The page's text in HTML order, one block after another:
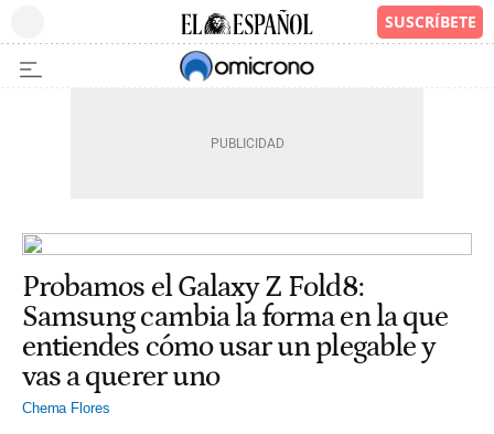
Probamos el Galaxy Z Fold8:
Samsung cambia la forma en la que
entiendes cómo usar un plegable y
vas a querer uno
Chema Flores